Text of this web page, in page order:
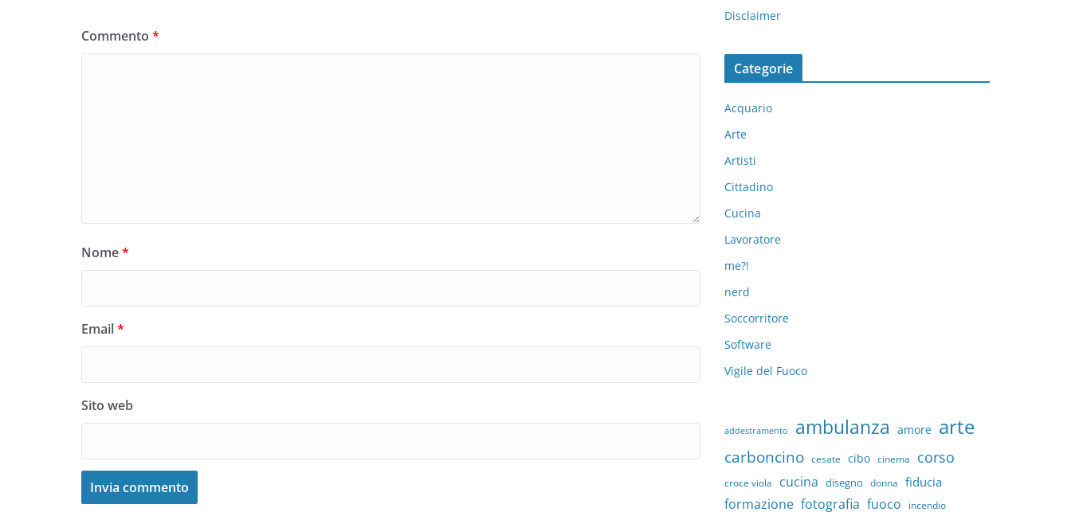
Commento *
Nome*
Email*
Sito web
Disclaimer
Categorie
Acquario
Arte
Artisti
Cittadino
Cucina
Lavoratore
me?!
nerd
Soccorritore
Software
Vigile del Fuoco
addestramento ambulanza amore arte
carboncino cesate cibo cinema corso
croce viola cucina disegno donna fiducia
formazione fotografia fuoco incendio